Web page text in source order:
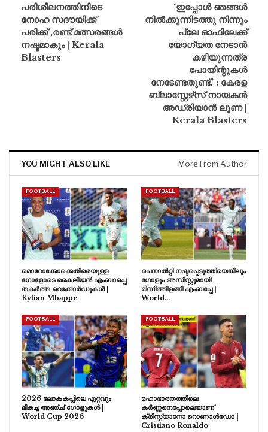
പരിശീലനത്തിനിടെ
നോഹ സദൗയിക്ക്
പരിക്ക് ,രണ്ട് മത്സരങ്ങൾ
നഷ്ടമാകും | Kerala
Blasters
‘ഇപ്പോൾ ഞങ്ങൾ
നിൽക്കുന്നിടത്തു നിന്നും
പ്ലേ ഓഫിലേക്ക്
യോഗ്യത നേടാൻ
കഴിയുന്നത്ര
പോയിന്റുകൾ
നേടേണ്ടതുണ്ട്.’ : കേരള
ബ്ലാസ്റ്റേഴ്‌സ് നായകൻ
അഡ്രിയാൻ ലൂണ |
Kerala Blasters
YOU MIGHT ALSO LIKE More From Author
FOOTBALL
മൊറോക്കോക്കെതിരെയുള്ള
ഗോളോടെ കൈലിയൻ എംബാപ്പെ
തകർത്ത റെക്കോർഡുകൾ |
Kylian Mbappe
FOOTBALL
പെനാൽറ്റി നഷ്ടപ്പെടുത്തിയെങ്കിലും
ഗോളും അസിസ്റ്റുമായി
മിന്നിത്തിളങ്ങി എംബപ്പേ |
World…
FOOTBALL
2026 ലോകകപ്പിലെ ഏറ്റവും
മികച്ച അഞ്ച് ഗോളുകൾ |
World Cup 2026
FOOTBALL
മഹാഭാരതത്തിലെ
കർണ്ണനെപ്പോലെയാണ്
ക്രിസ്റ്റ്യാനോ റൊണാൾഡോ |
Cristiano Ronaldo